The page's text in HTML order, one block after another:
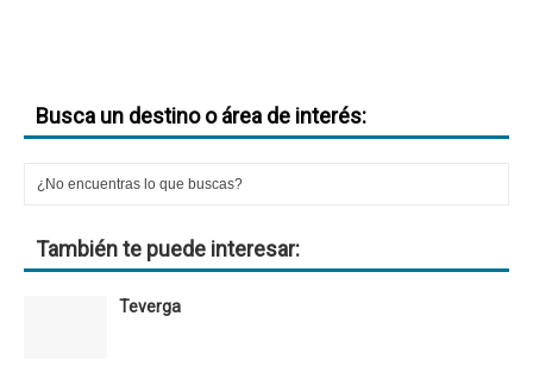
Busca un destino o área de interés:
También te puede interesar:
Teverga